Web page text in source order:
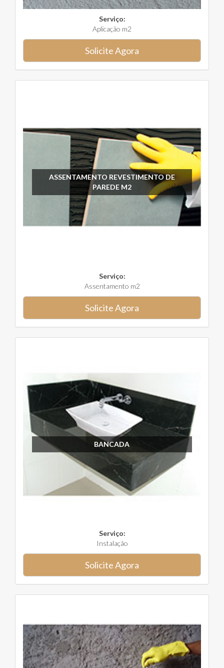
Serviço:
Aplicação m2
Solicite Agora
ASSENTAMENTO REVESTIMENTO DE
PAREDE M2
Serviço:
Assentamento m2
Solicite Agora
BANCADA
Serviço:
Instalação
Solicite Agora